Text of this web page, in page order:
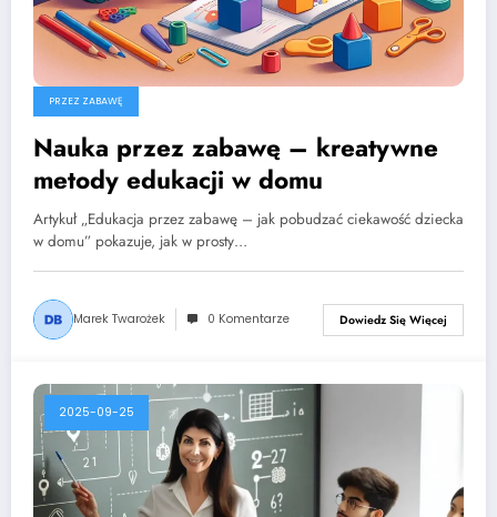
PRZEZ ZABAWĘ
Nauka przez zabawę – kreatywne
metody edukacji w domu
Artykuł „Edukacja przez zabawę – jak pobudzać ciekawość dziecka
w domu” pokazuje, jak w prosty…
Marek Twarożek 0 Komentarze Dowiedz Się Więcej
2025-09-25